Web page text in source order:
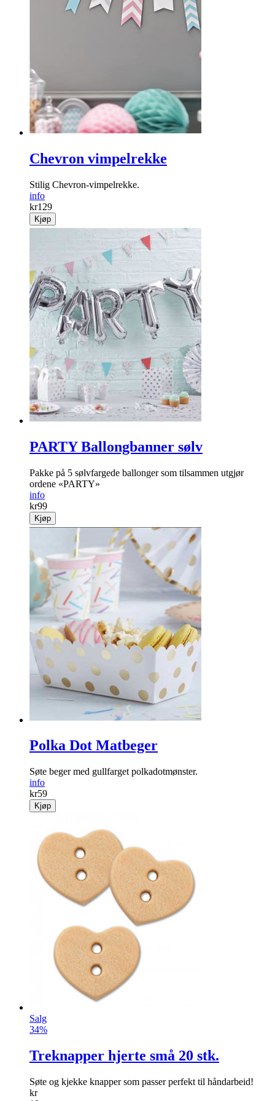
Chevron vimpelrekke
Stilig Chevron-vimpelrekke.
info
kr129
Kjøp
PARTY Ballongbanner sølv
Pakke på 5 sølvfargede ballonger som tilsammen utgjør
ordene «PARTY»
info
kr99
Kjøp
Polka Dot Matbeger
Søte beger med gullfarget polkadotmønster.
info
kr59
Kjøp
Salg
34%
Treknapper hjerte små 20 stk.
Søte og kjekke knapper som passer perfekt til håndarbeid!
kr